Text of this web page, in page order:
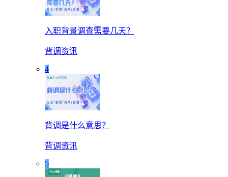
入职背景调查需要几天？
背调资讯
4
背调是什么意思？
背调资讯
5